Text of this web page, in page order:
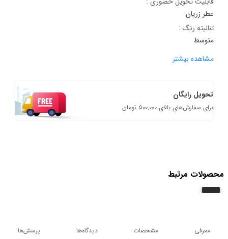
عطر زریان
تنالیته رنگ :
متوسط
مشاهده بیشتر
تحویل رایگان
برای سفارش‌های بالای 500,000 تومان
محصولات مرتبط
معرفی مشخصات دیدگاه‌ها پرسش‌ها